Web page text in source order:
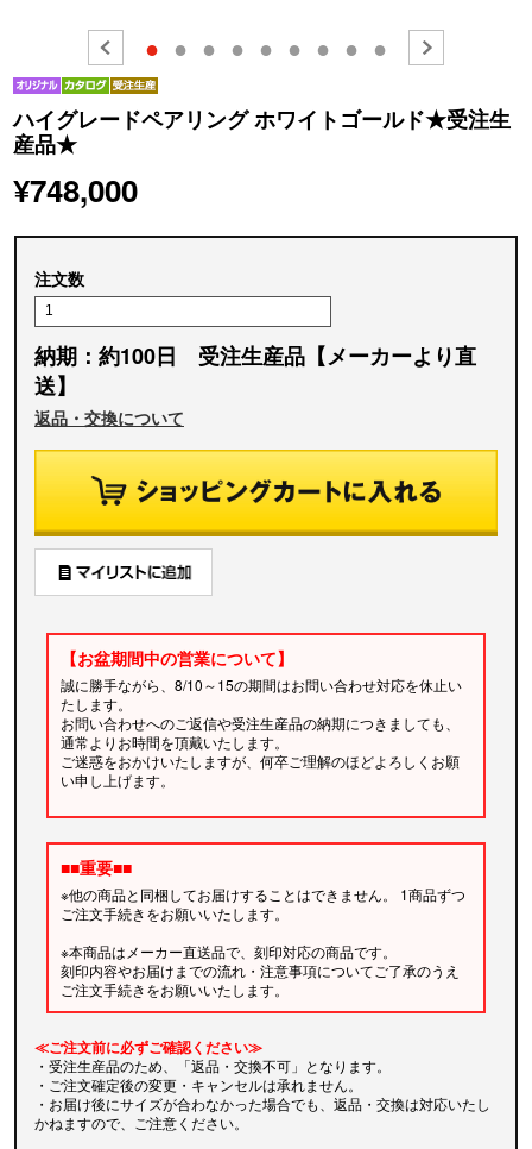
● ● ● ● ● ● ● ● ●
ハイグレードペアリング ホワイトゴールド★受注生
産品★
¥748,000
注文数
納期：約100日 受注生産品【メーカーより直
送】
返品・交換について
【お盆期間中の営業について】
誠に勝手ながら、8/10～15の期間はお問い合わせ対応を休止い
たします。
お問い合わせへのご返信や受注生産品の納期につきましても、
通常よりお時間を頂戴いたします。
ご迷惑をおかけいたしますが、何卒ご理解のほどよろしくお願
い申し上げます。
■■重要■■
※他の商品と同梱してお届けすることはできません。 1商品ずつ
ご注文手続きをお願いいたします。
※本商品はメーカー直送品で、刻印対応の商品です。
刻印内容やお届けまでの流れ・注意事項についてご了承のうえ
ご注文手続きをお願いいたします。
≪ご注文前に必ずご確認ください≫
・受注生産品のため、「返品・交換不可」となります。
・ご注文確定後の変更・キャンセルは承れません。
・お届け後にサイズが合わなかった場合でも、返品・交換は対応いたし
かねますので、ご注意ください。